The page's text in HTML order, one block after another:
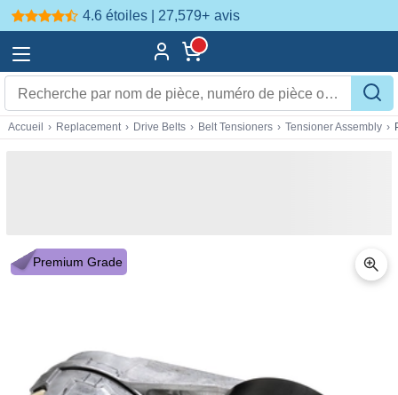
4.6 étoiles | 27,579+ avis
Accueil › Replacement › Drive Belts › Belt Tensioners › Tensioner Assembly ›
Premium Grade